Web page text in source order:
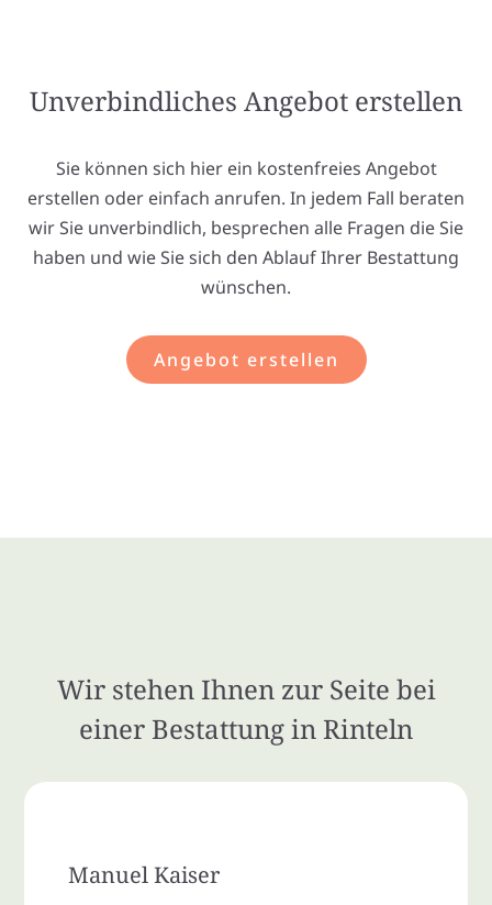
Unverbindliches Angebot erstellen
Sie können sich hier ein kostenfreies Angebot
erstellen oder einfach anrufen. In jedem Fall beraten
wir Sie unverbindlich, besprechen alle Fragen die Sie
haben und wie Sie sich den Ablauf Ihrer Bestattung
wünschen.
Angebot erstellen
Wir stehen Ihnen zur Seite bei
einer Bestattung in Rinteln
Manuel Kaiser